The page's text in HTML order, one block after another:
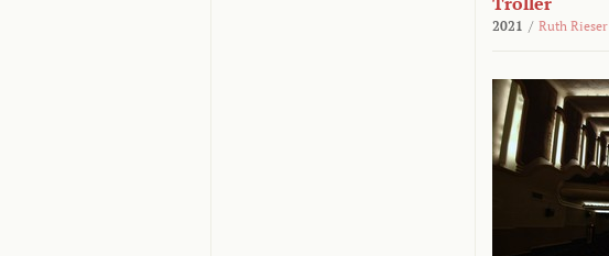
2021 / Ruth Rieser